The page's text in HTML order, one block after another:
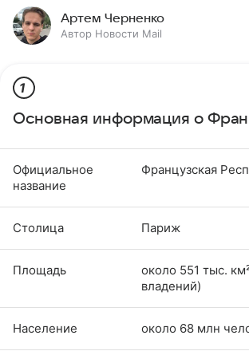
Артем Черненко
Автор Новости Mail
1
Основная информация о
Официальное
название
Французская
Столица Париж
Площадь
около 551 тыс.
владений)
Население около 68 млн